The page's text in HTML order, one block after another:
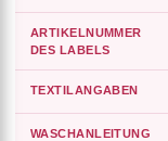
ARTIKELNUMMER
DES LABELS
TEXTILANGABEN
WASCHANLEITUNG